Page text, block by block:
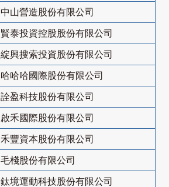
中山營造股份有限公司
賢泰投資控股股份有限公司
綻興搜索投資股份有限公司
哈哈哈國際股份有限公司
詮盈科技股份有限公司
啟禾國際股份有限公司
禾豐資本股份有限公司
毛棧股份有限公司
鈦境運動科技股份有限公司